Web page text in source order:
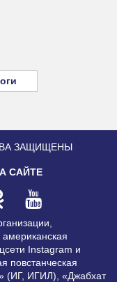
ЗАЩИЩЕНЫ
САЙТЕ
Instagram и
повстанческая
(ИГ, ИГИЛ), «Джабхат